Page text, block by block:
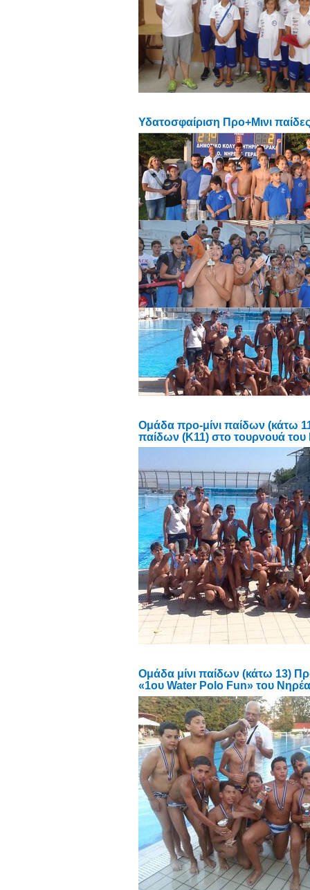
Υδατοσφαίριση Προ+Μινι
Ομάδα προ-μίνι παίδων (κάτω
παίδων (Κ11) στο τουρνουά
Ομάδα μίνι παίδων (κάτω 13)
«1ου Water Polo Fun» του